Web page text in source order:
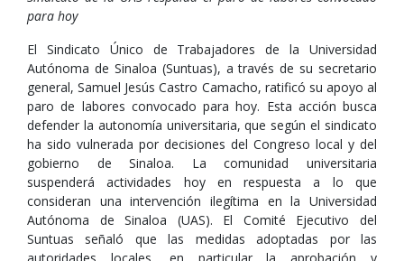
para hoy
El Sindicato Único de Trabajadores de la Universidad
Autónoma de Sinaloa (Suntuas), a través de su secretario
general, Samuel Jesús Castro Camacho, ratificó su apoyo al
paro de labores convocado para hoy. Esta acción busca
defender la autonomía universitaria, que según el sindicato
ha sido vulnerada por decisiones del Congreso local y del
gobierno de Sinaloa. La comunidad universitaria
suspenderá actividades hoy en respuesta a lo que
consideran una intervención ilegítima en la Universidad
Autónoma de Sinaloa (UAS). El Comité Ejecutivo del
Suntuas señaló que las medidas adoptadas por las